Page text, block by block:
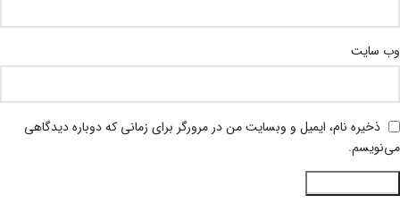
وب‌ سایت
ذخیره نام، ایمیل و وبسایت من در مرورگر برای زمانی که دوباره دیدگاهی
می‌نویسم.